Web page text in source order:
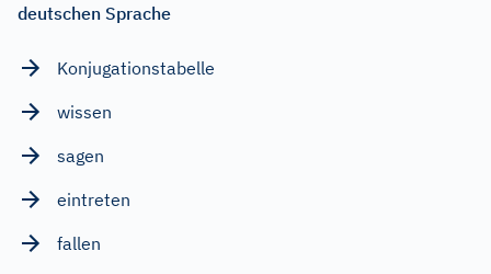
deutschen Sprache
Konjugationstabelle
wissen
sagen
eintreten
fallen